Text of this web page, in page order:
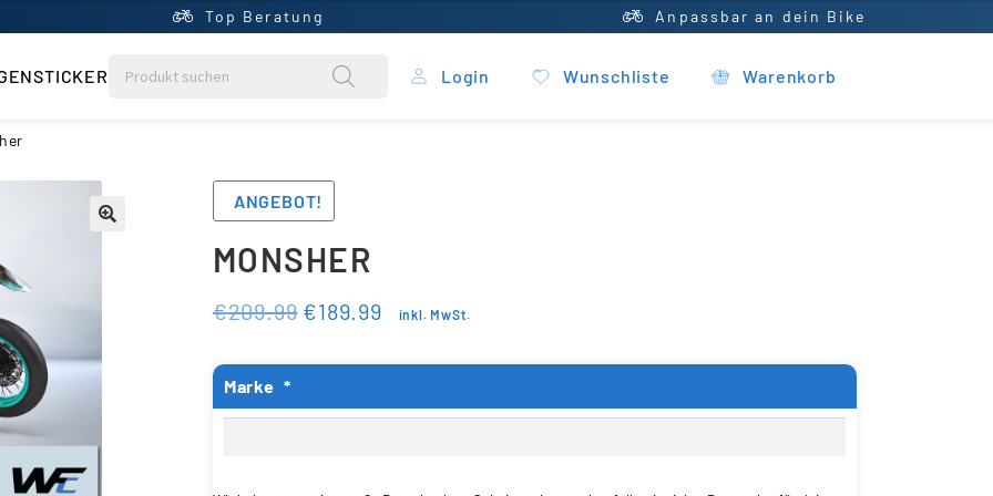
Top Beratung Anpassbar an dein Bike
Login Wunschliste Warenkorb
ANGEBOT!
MONSHER
€209.99 €189.99 inkl. MwSt.
Marke *